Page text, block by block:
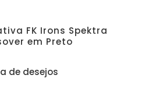
FK Irons Spektra
em Preto
de desejos